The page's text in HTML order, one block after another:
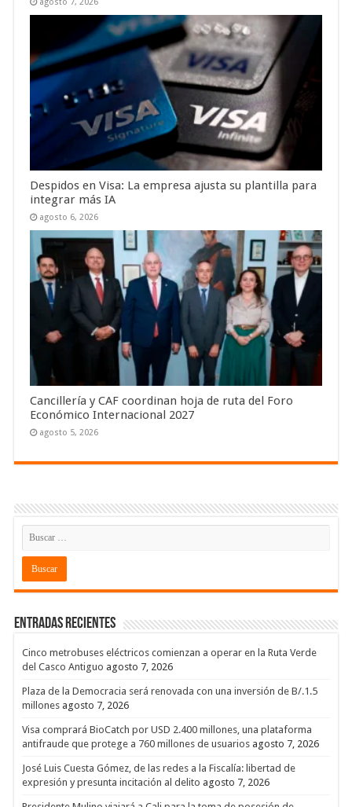
Despidos en Visa: La empresa ajusta su plantilla para
integrar más IA
agosto 6, 2026
Cancillería y CAF coordinan hoja de ruta del Foro
Económico Internacional 2027
agosto 5, 2026
Entradas recientes
Cinco metrobuses eléctricos comienzan a operar en la Ruta Verde
del Casco Antiguo agosto 7, 2026
Plaza de la Democracia será renovada con una inversión de B/.1.5
millones agosto 7, 2026
Visa comprará BioCatch por USD 2.400 millones, una plataforma
antifraude que protege a 760 millones de usuarios agosto 7, 2026
José Luis Cuesta Gómez, de las redes a la Fiscalía: libertad de
expresión y presunta incitación al delito agosto 7, 2026